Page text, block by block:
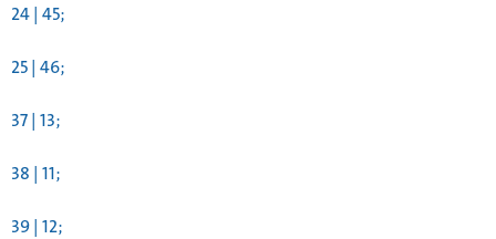
24 | 45;
25 | 46;
37 | 13;
38 | 11;
39 | 12;